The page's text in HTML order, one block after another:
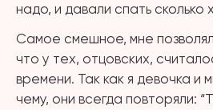
надо, и давали спать сколько
Самое смешное, мне
что у тех, отцовских,
времени. Так как я девочка и
чему, они всегда повторяли: